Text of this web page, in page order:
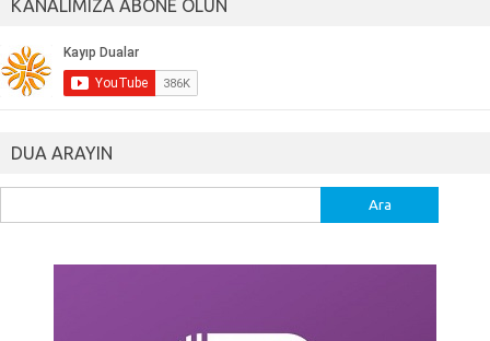
KANALIMIZA ABONE OLUN
DUA ARAYIN